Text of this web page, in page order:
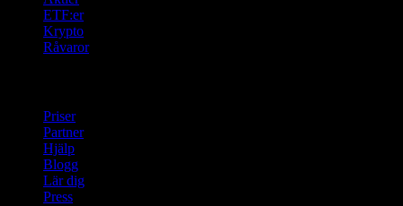
ETF:er
Krypto
Råvaror
Priser
Partner
Hjälp
Blogg
Lär dig
Press